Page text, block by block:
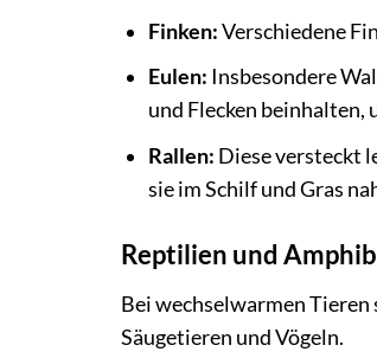
Finken:Verschiedene
Eulen: Insbesondere
und Flecken beinhalten,
Rallen: Diese versteckt
sie im Schilf und Gras
Reptilien und
Bei wechselwarmen
Säugetieren und Vögeln.